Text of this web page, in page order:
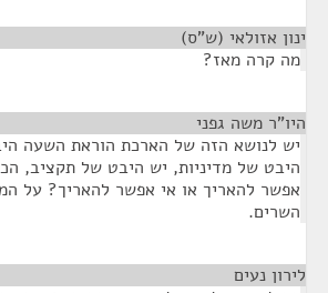
ינון אזולאי (ש"ס)
מה קרה מאז?
היו"ר משה גפני
יש לנושא הזה של הארכת הוראת השעה
היבט של מדיניות, יש היבט של תקציב,
אפשר להאריך או אי אפשר להאריך? על
השרים.
לירון נעים